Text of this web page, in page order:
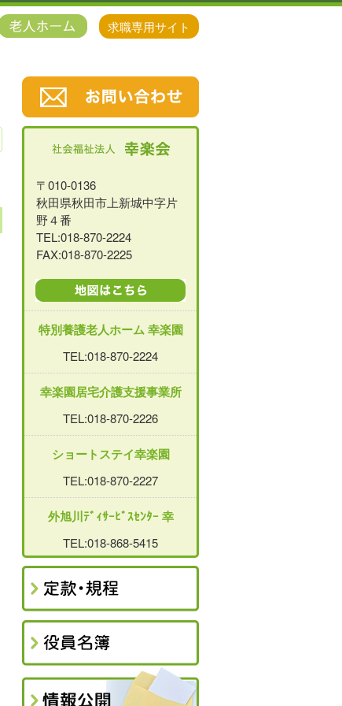
求職専用サイト
〒010-0136
秋田県秋田市上新城中字片
野４番
TEL:018-870-2224
FAX:018-870-2225
特別養護老人ホーム 幸楽園
TEL:018-870-2224
幸楽園居宅介護支援事業所
TEL:018-870-2226
ショートステイ幸楽園
TEL:018-870-2227
外旭川ﾃﾞｨｻｰﾋﾞｽｾﾝﾀｰ 幸
TEL:018-868-5415